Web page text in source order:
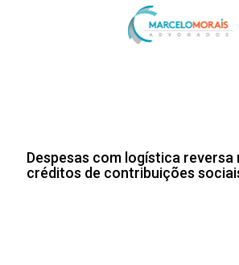
Despesas com logística reversa
créditos de contribuições